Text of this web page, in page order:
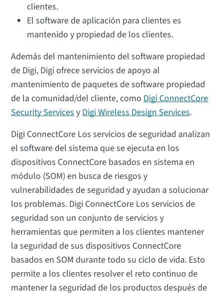
clientes.
El software de aplicación para clientes es
mantenido y propiedad de los clientes.
Además del mantenimiento del software propiedad
de Digi, Digi ofrece servicios de apoyo al
mantenimiento de paquetes de software propiedad
de la comunidad/del cliente, comoDigi ConnectCore
Security ServicesyDigi Wireless Design Services.
Digi ConnectCore Los servicios de seguridad analizan
el software del sistema que se ejecuta en los
dispositivos ConnectCore basados en sistema en
módulo (SOM) en busca de riesgos y
vulnerabilidades de seguridad y ayudan a solucionar
los problemas. Digi ConnectCore Los servicios de
seguridad son un conjunto de servicios y
herramientas que permiten a los clientes mantener
la seguridad de sus dispositivos ConnectCore
basados en SOM durante todo su ciclo de vida. Esto
permite a los clientes resolver el reto continuo de
mantener la seguridad de los productos después de